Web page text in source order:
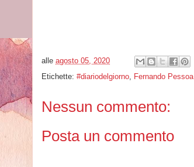
alle agosto 05, 2020
Etichette: #diariodelgiorno Fernando Pessoa
Nessun commento:
Posta un commento